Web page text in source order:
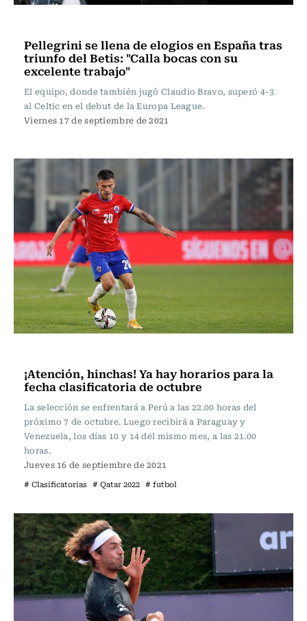
Pellegrini se llena de elogios en España tras
triunfo del Betis: "Calla bocas con su
excelente trabajo"
El equipo, donde también jugó Claudio Bravo, superó 4-3
al Celtic en el debut de la Europa League.
Viernes 17 de septiembre de 2021
¡Atención, hinchas! Ya hay horarios para la
fecha clasificatoria de octubre
La selección se enfrentará a Perú a las 22.00 horas del
próximo 7 de octubre. Luego recibirá a Paraguay y
Venezuela, los días 10 y 14 del mismo mes, a las 21.00
horas.
Jueves 16 de septiembre de 2021
# Clasificatorias # Qatar 2022 # futbol